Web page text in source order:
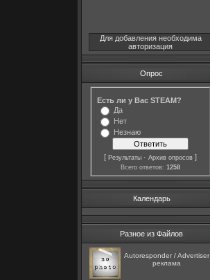
Для добавления необходима
авторизация
Опрос
Есть ли у Вас STEAM?
Да
Нет
Незнаю
[ Результаты · Архив опросов ]
Всего ответов: 1258
Календарь
Разное из Файлов
Autoresponder / Advertiser
реклама